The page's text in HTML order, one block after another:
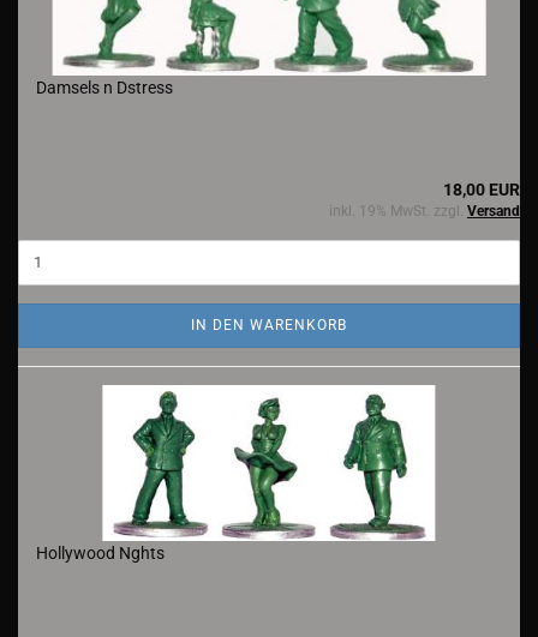
Damsels n Dstress
18,00 EUR
inkl. 19% MwSt. zzgl. Versand
IN DEN WARENKORB
Hollywood Nghts